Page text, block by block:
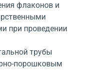
флаконов и
при проведении
трубы
порошковым